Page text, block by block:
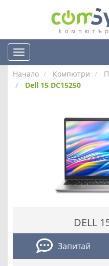
Начало Компютри
Dell 15 DC15250
DELL
Запитай